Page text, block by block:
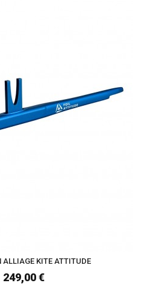
ALLIAGE KITE ATTITUDE
249,00 €